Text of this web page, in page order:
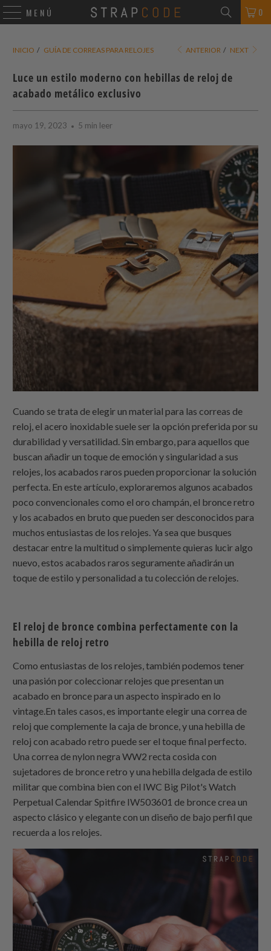
MENÚ 0
INICIO / GUÍA DE CORREAS PARA RELOJES ANTERIOR / NEXT
Luce un estilo moderno con hebillas de reloj de
acabado metálico exclusivo
mayo 19, 2023 5 min leer
Cuando se trata de elegir un material para las correas de
reloj, el acero inoxidable suele ser la opción preferida por su
durabilidad y versatilidad. Sin embargo, para aquellos que
buscan añadir un toque de emoción y singularidad a sus
relojes, los acabados raros pueden proporcionar la solución
perfecta. En este artículo, exploraremos algunos acabados
poco convencionales como el oro champán, el bronce retro
y los acabados en bruto que pueden ser desconocidos para
muchos entusiastas de los relojes. Ya sea que busques
destacar entre la multitud o simplemente quieras lucir algo
nuevo, estos acabados raros seguramente añadirán un
toque de estilo y personalidad a tu colección de relojes.
El reloj de bronce combina perfectamente con la
hebilla de reloj retro
Como entusiastas de los relojes, también podemos tener
una pasión por coleccionar relojes que presentan un
acabado en bronce para un aspecto inspirado en lo
vintage.En tales casos, es importante elegir una correa de
reloj que complemente la caja de bronce, y una hebilla de
reloj con acabado retro puede ser el toque final perfecto.
Una correa de nylon negra WW2 recta cosida con
sujetadores de bronce retro y una hebilla delgada de estilo
militar que combina bien con el IWC Big Pilot's Watch
Perpetual Calendar Spitfire IW503601 de bronce crea un
aspecto clásico y elegante con un diseño de bajo perfil que
recuerda a los relojes.